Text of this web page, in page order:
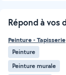
Répond à vos
Peinture - Tapisserie
Peinture
Peinture murale